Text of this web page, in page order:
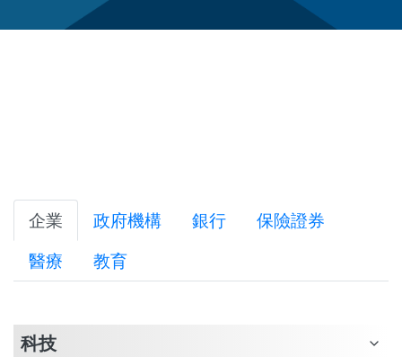
企業 政府機構 銀行
保險證券
醫療
教育
科技